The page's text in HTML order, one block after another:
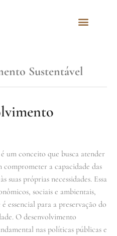
Sustentável
um conceito que busca atender
comprometer a capacidade das
suas próprias necessidades. Essa
sociais e ambientais,
essencial para a preservação do
O desenvolvimento
nas políticas públicas e